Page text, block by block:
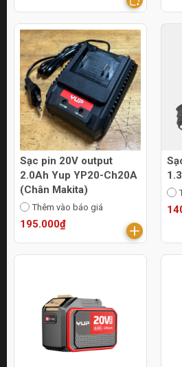
Sạc pin 20V output
2.0Ah Yup YP20-Ch20A
(Chân Makita)
Thêm vào báo giá
195.000₫